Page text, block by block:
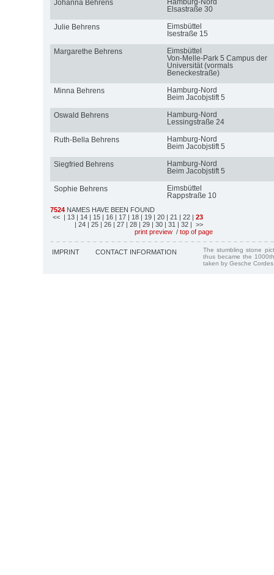
Johanna Behrens
Elsastraße 30
Julie Behrens
Eimsbüttel
Isestraße 15
Margarethe Behrens
Eimsbüttel
Von-Melle-Park 5 Campus der
Universität (vormals
Beneckestraße)
Minna Behrens
Hamburg-Nord
Beim Jacobjstift 5
Oswald Behrens
Hamburg-Nord
Lessingstraße 24
Ruth-Bella Behrens
Hamburg-Nord
Beim Jacobjstift 5
Siegfried Behrens
Hamburg-Nord
Beim Jacobjstift 5
Sophie Behrens
Eimsbüttel
Rappstraße 10
7524 NAMES HAVE BEEN FOUND
<< | 13 | 14 | 15 | 16 | 17 | 18 | 19 | 20 | 21 | 22 | 23
| 24 | 25 | 26 | 27 | 28 | 29 | 30 | 31 | 32 | >>
print preview / top of page
IMPRINT CONTACT INFORMATION
The stumbling stone
thus became the
taken by Gesche